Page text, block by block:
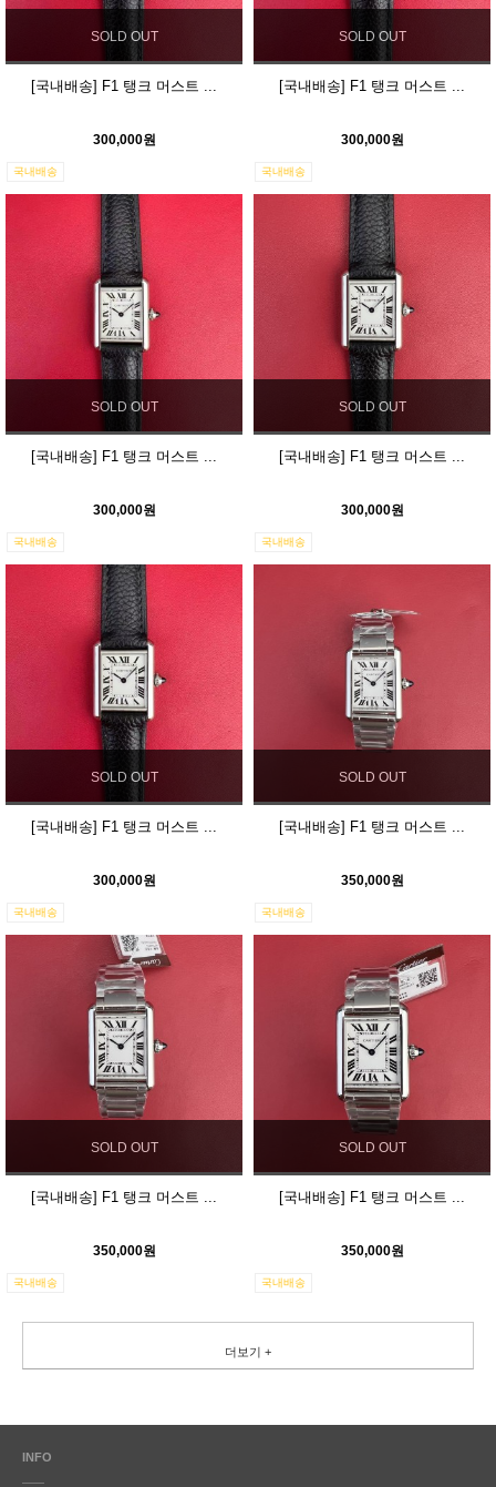
SOLD OUT
[국내배송] F1 탱크 머스트 ...
300,000원
국내배송
SOLD OUT
[국내배송] F1 탱크 머스트 ...
300,000원
국내배송
SOLD OUT
[국내배송] F1 탱크 머스트 ...
300,000원
국내배송
SOLD OUT
[국내배송] F1 탱크 머스트 ...
300,000원
국내배송
SOLD OUT
[국내배송] F1 탱크 머스트 ...
300,000원
국내배송
SOLD OUT
[국내배송] F1 탱크 머스트 ...
350,000원
국내배송
SOLD OUT
[국내배송] F1 탱크 머스트 ...
350,000원
국내배송
SOLD OUT
[국내배송] F1 탱크 머스트 ...
350,000원
국내배송
더보기 +
INFO